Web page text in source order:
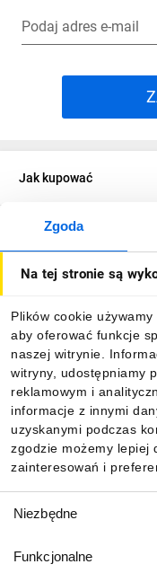
Zgoda
Na tej stronie są
Plików cookie
aby oferować funkcje
naszej witrynie.
witryny, udostępniamy
reklamowym i
informacje z innymi
uzyskanymi podczas
zgodzie możemy lepiej
zainteresowań i
zgody
Niezbędne
Funkcjonalne
Podaj adres e-mail
Jak kupować
O firmie
Informacje
Pobierz